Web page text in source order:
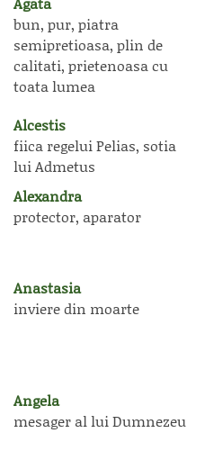
bun, pur, piatra
semipretioasa, plin de
calitati, prietenoasa cu
toata lumea
Alcestis
fiica regelui Pelias, sotia
lui Admetus
Alexandra
protector, aparator
Anastasia
inviere din moarte
Angela
mesager al lui Dumnezeu